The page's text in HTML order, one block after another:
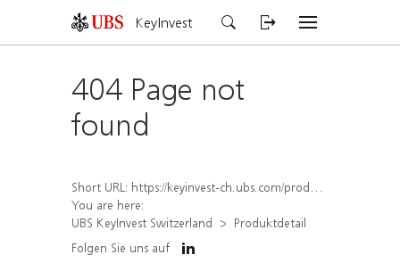
KeyInvest
404 Page not
found
Short URL: https://keyinvest-ch.ubs.com/produkt/detail/index/isin/CH1578827532
You are here:
UBS KeyInvest Switzerland
Produktdetail
Folgen Sie uns auf